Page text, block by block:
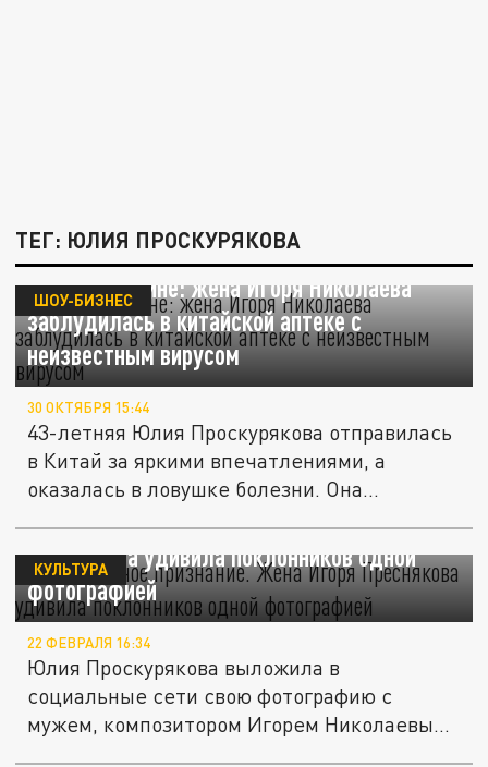
ТЕГ: ЮЛИЯ ПРОСКУРЯКОВА
Слезы в Пекине: жена Игоря Николаева
заблудилась в китайской аптеке с
неизвестным вирусом
ШОУ-БИЗНЕС
30 ОКТЯБРЯ 15:44
43-летняя Юлия Проскурякова отправилась
в Китай за яркими впечатлениями, а
оказалась в ловушке болезни. Она...
Неожиданное признание. Жена Игоря
Преснякова удивила поклонников одной
фотографией
КУЛЬТУРА
22 ФЕВРАЛЯ 16:34
Юлия Проскурякова выложила в
социальные сети свою фотографию с
мужем, композитором Игорем Николаевым.